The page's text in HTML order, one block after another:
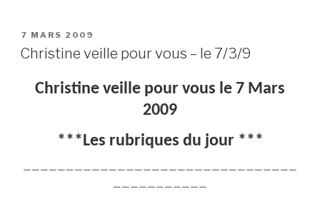
PUBLIÉ
LE
7 MARS 2009
Christine veille pour vous – le 7/3/9
Christine veille pour vous le 7 Mars
2009
***Les rubriques du jour ***
————————————————————————————————
———————————